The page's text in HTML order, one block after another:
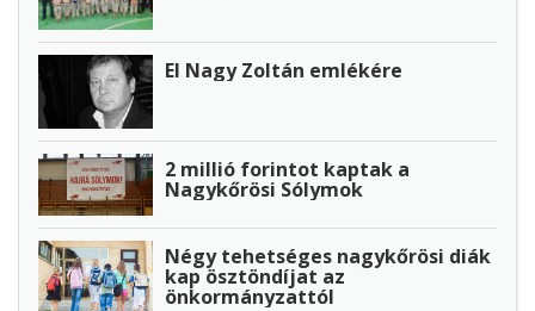
El Nagy Zoltán emlékére
2 millió forintot kaptak a
Nagykőrösi Sólymok
Négy tehetséges nagykőrösi diák
kap ösztöndíjat az
önkormányzattól